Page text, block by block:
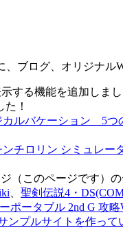
ブログ、オリジナ
する機能を追加しまし
た！
カルバケーション 5つ
ンチロリン シミュレー
（このページです）
聖剣伝説4・
ポータブル 2nd G 攻略
ンプルサイトを作って